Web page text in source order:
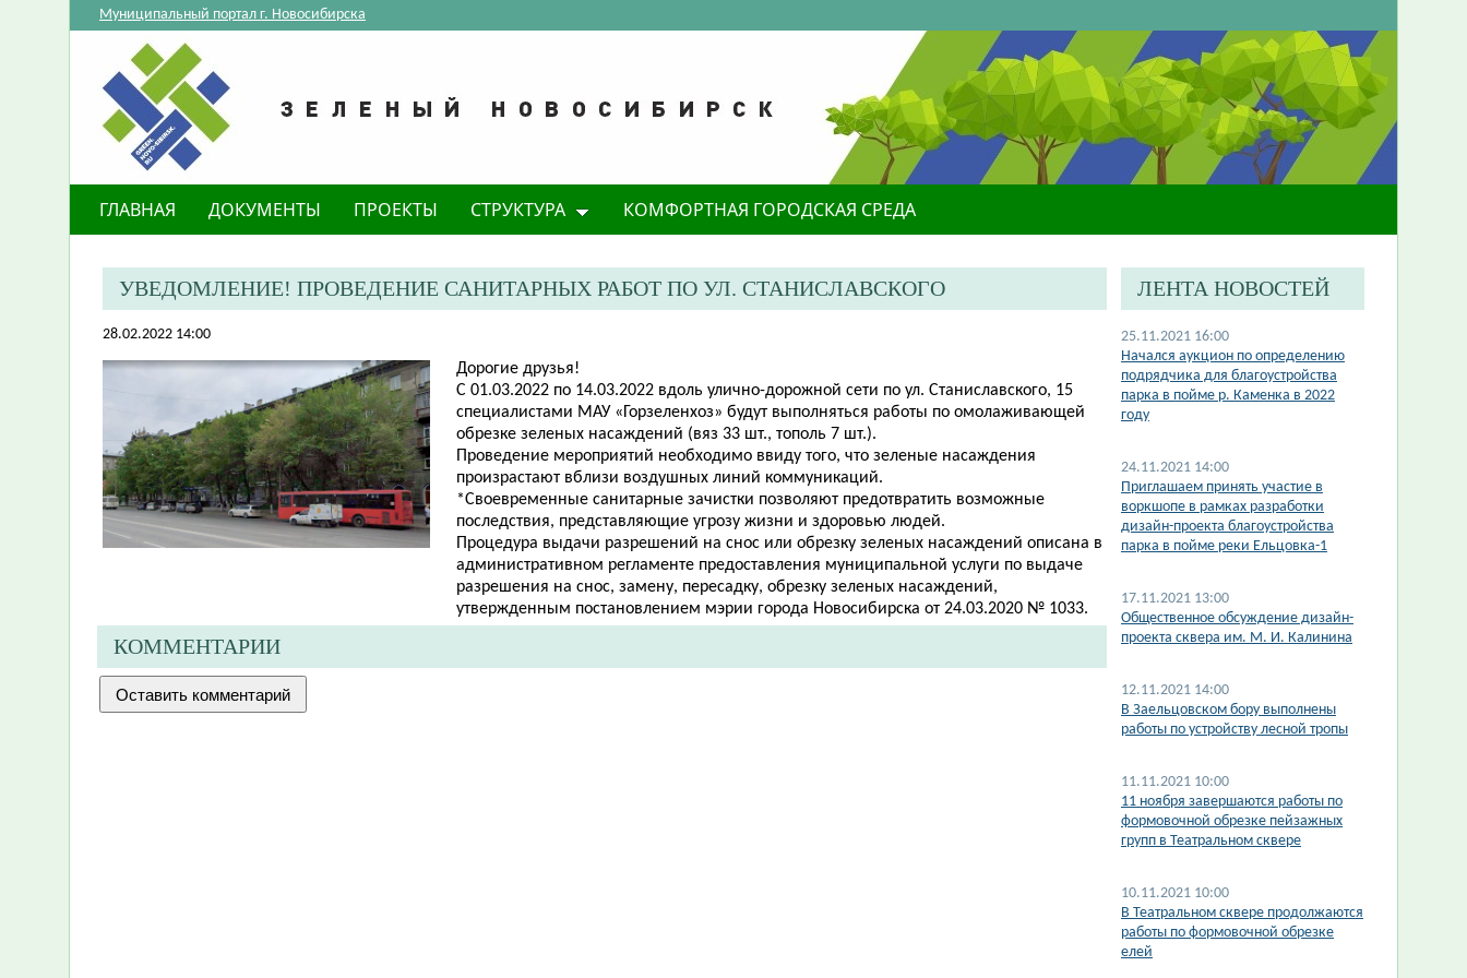
Муниципальный портал г. Новосибирска
ГЛАВНАЯ ДОКУМЕНТЫ ПРОЕКТЫ СТРУКТУРА КОМФОРТНАЯ ГОРОДСКАЯ СРЕДА
​УВЕДОМЛЕНИЕ! ПРОВЕДЕНИЕ САНИТАРНЫХ РАБОТ ПО УЛ. СТАНИСЛАВСКОГО
28.02.2022 14:00
Дорогие друзья!
С 01.03.2022 по 14.03.2022 вдоль улично-дорожной сети по ул. Станиславского, 15
специалистами МАУ «Горзеленхоз» будут выполняться работы по омолаживающей
обрезке зеленых насаждений (вяз 33 шт., тополь 7 шт.).
Проведение мероприятий необходимо ввиду того, что зеленые насаждения
произрастают вблизи воздушных линий коммуникаций.
*Своевременные санитарные зачистки позволяют предотвратить возможные
последствия, представляющие угрозу жизни и здоровью людей.
Процедура выдачи разрешений на снос или обрезку зеленых насаждений описана в
административном регламенте предоставления муниципальной услуги по выдаче
разрешения на снос, замену, пересадку, обр​езку зеленых насаждений,
утвержденным постановлением мэрии города Новосибирска от 24.03.2020 № 1033.​
КОММЕНТАРИИ
ЛЕНТА НОВОСТЕЙ
25.11.2021 16:00
Начался аукцион по определению
подрядчика для благоустройства
парка в пойме р. Каменка в 2022
году
24.11.2021 14:00
Приглашаем принять участие в
воркшопе в рамках разработки
дизайн-проекта благоустройства
парка в пойме реки Ельцовка-1
17.11.2021 13:00
Общественное обсуждение дизайн-
проекта сквера им. М. И. Калинина
12.11.2021 14:00
В Заельцовском бору выполнены
работы по устройству лесной тропы
11.11.2021 10:00
11 ноября завершаются работы по
формовочной обрезке пейзажных
групп в Театральном сквере
10.11.2021 10:00
В Театральном сквере продолжаются
работы по формовочной обрезке
елей